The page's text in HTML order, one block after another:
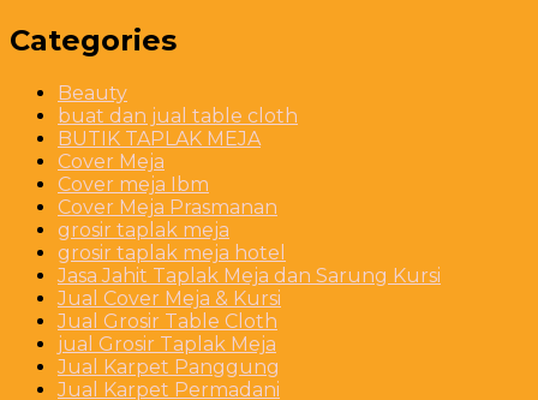
Categories
Beauty
buat dan jual table cloth
BUTIK TAPLAK MEJA
Cover Meja
Cover meja Ibm
Cover Meja Prasmanan
grosir taplak meja
grosir taplak meja hotel
Jasa Jahit Taplak Meja dan Sarung Kursi
Jual Cover Meja & Kursi
Jual Grosir Table Cloth
jual Grosir Taplak Meja
Jual Karpet Panggung
Jual Karpet Permadani